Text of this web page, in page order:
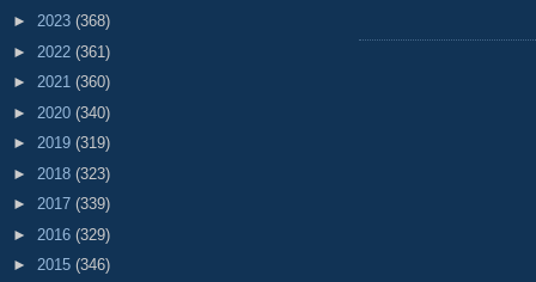
► 2023 (368)
► 2022 (361)
► 2021 (360)
► 2020 (340)
► 2019 (319)
► 2018 (323)
► 2017 (339)
► 2016 (329)
► 2015 (346)